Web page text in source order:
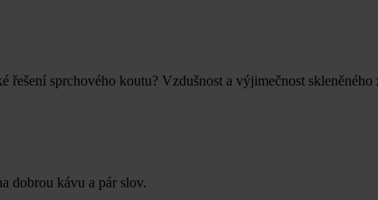
sprchového koutu? Vzdušnost a výjimečnost skleněného
dobrou kávu a pár slov.